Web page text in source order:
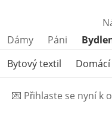
Přeskočit kategorie
Dámy Páni
Bytový textil
💌 Přihlaste se nyní k